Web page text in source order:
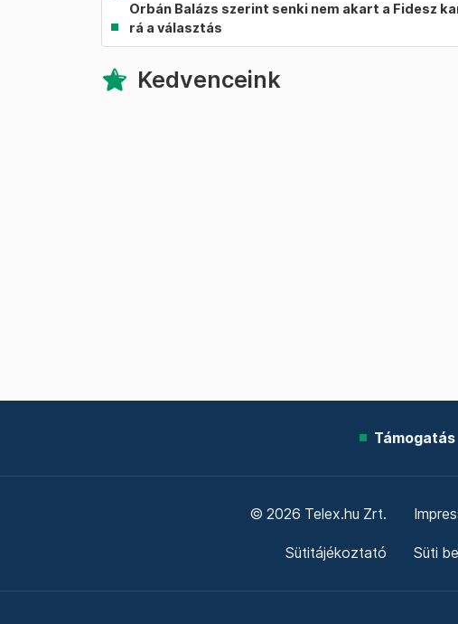
Orbán Balázs szerint senki nem akart a Fidesz
rá a választás
Kedvenceink
Támogatás
© 2026 Telex.hu Zrt.
Sütitájékoztató Süti